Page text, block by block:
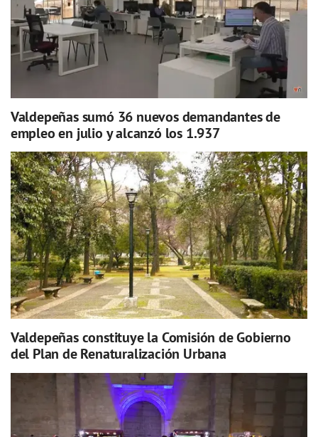
Valdepeñas sumó 36 nuevos demandantes de
empleo en julio y alcanzó los 1.937
Valdepeñas constituye la Comisión de Gobierno
del Plan de Renaturalización Urbana